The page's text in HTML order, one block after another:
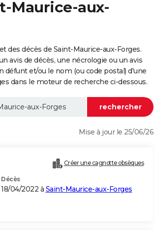
Maurice-aux-
des décès de Saint-Maurice-aux-Forges.
avis de décès, une nécrologie ou un avis
et/ou le nom (ou code postal) d'une
dans le moteur de recherche ci-dessous.
Mise à jour le 25/06/26
Créer une cagnotte obsèques
Décès
18/04/2022 à Saint-Maurice-aux-Forges